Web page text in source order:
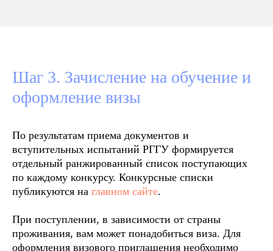
Шаг 3. Зачисление на обучение и
оформление визы
По результатам приема документов и
вступительных испытаний РГГУ формируется
отдельный ранжированный список поступающих
по каждому конкурсу. Конкурсные списки
публикуются на главном сайте.
При поступлении, в зависимости от страны
проживания, вам может понадобиться виза. Для
оформления визового приглашения необходимо